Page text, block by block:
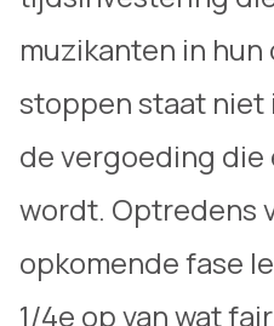
muzikanten in
stoppen staat
de vergoeding die
wordt. Optredens
opkomende fase
1/4e op van wat